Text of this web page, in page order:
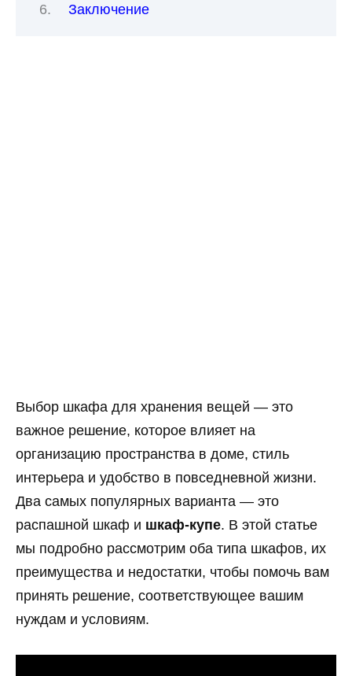
Заключение
Выбор шкафа для хранения вещей — это
важное решение, которое влияет на
организацию пространства в доме, стиль
интерьера и удобство в повседневной жизни.
Два самых популярных варианта — это
распашной шкаф и шкаф-купе. В этой статье
мы подробно рассмотрим оба типа шкафов, их
преимущества и недостатки, чтобы помочь вам
принять решение, соответствующее вашим
нуждам и условиям.